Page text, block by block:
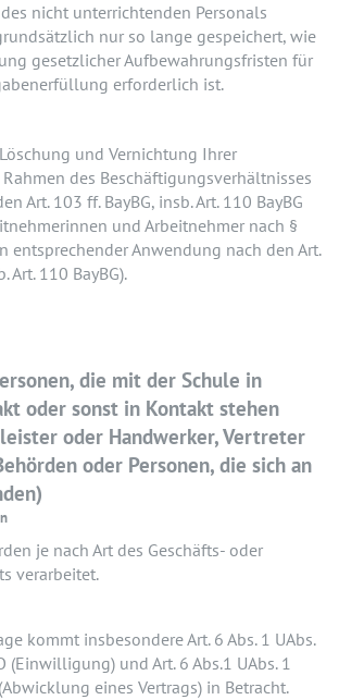
nicht unterrichtenden Personals
nur so lange gespeichert, wie
gesetzlicher Aufbewahrungsfristen für
erforderlich ist.
und Vernichtung Ihrer
des Beschäftigungsverhältnisses
Art. 103 ff. BayBG, insb. Art. 110 BayBG
und Arbeitnehmer nach §
entsprechender Anwendung nach den Art.
Art. 110 BayBG).
die mit der Schule in
oder sonst in Kontakt stehen
oder Handwerker, Vertreter
oder Personen, die sich an
je nach Art des Geschäfts- oder
verarbeitet.
kommt insbesondere Art. 6 Abs. 1 UAbs.
(Einwilligung) und Art. 6 Abs.1 UAbs. 1
eines Vertrags) in Betracht.